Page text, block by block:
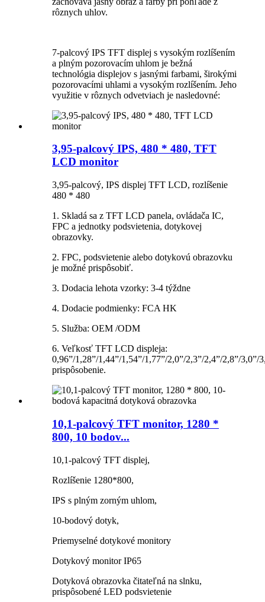
rôznych uhlov.
7-palcový IPS TFT displej s vysokým rozlíšením
a plným pozorovacím uhlom je bežná
technológia displejov s jasnými farbami, širokými
pozorovacími uhlami a vysokým rozlíšením. Jeho
využitie v rôznych odvetviach je nasledovné:
3,95-palcový IPS, 480 * 480, TFT
LCD monitor
3,95-palcový, IPS displej TFT LCD, rozlíšenie
480 * 480
1. Skladá sa z TFT LCD panela, ovládača IC,
FPC a jednotky podsvietenia, dotykovej
obrazovky.
2. FPC, podsvietenie alebo dotykovú obrazovku
je možné prispôsobiť.
3. Dodacia lehota vzorky: 3-4 týždne
4. Dodacie podmienky: FCA HK
5. Služba: OEM /ODM
6. Veľkosť TFT LCD displeja:
0,96”/1,28”/1,44”/1,54”/1,77”/2,0”/2,3”/2,4”/2,8”/
prispôsobenie.
10,1-palcový TFT monitor, 1280 *
800, 10 bodov...
10,1-palcový TFT displej,
Rozlíšenie 1280*800,
IPS s plným zorným uhlom,
10-bodový dotyk,
Priemyselné dotykové monitory
Dotykový monitor IP65
Dotyková obrazovka čitateľná na slnku,
prispôsobené LED podsvietenie